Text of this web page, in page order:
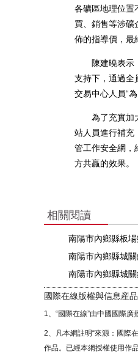
各礦區地理位置
買、銷售等涉礦
佈的指導價，最
陳建曉表示，
支持下，通過全
交易中心人員“
為了充實加大
站人員進行補充
管工作安全網，
方共贏的效果。
相關閱讀
南陽市內鄉縣板
南陽市內鄉縣城
南陽市內鄉縣城
國際在線版權與信息産
1、“國際在線”由中國國際
2、凡本網註明“來源：國際
作品。已經本網授權使用作